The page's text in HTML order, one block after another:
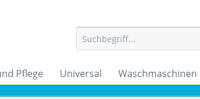
Pflege Universal Waschmaschinen